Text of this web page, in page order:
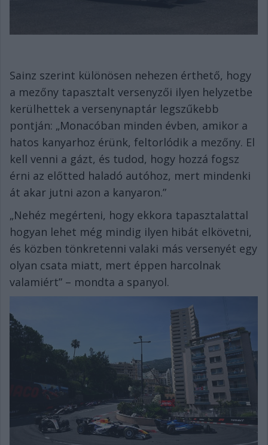
Sainz szerint különösen nehezen érthető, hogy
a mezőny tapasztalt versenyzői ilyen helyzetbe
kerülhettek a versenynaptár legszűkebb
pontján: „Monacóban minden évben, amikor a
hatos kanyarhoz érünk, feltorlódik a mezőny. El
kell venni a gázt, és tudod, hogy hozzá fogsz
érni az előtted haladó autóhoz, mert mindenki
át akar jutni azon a kanyaron.”
„Nehéz megérteni, hogy ekkora tapasztalattal
hogyan lehet még mindig ilyen hibát elkövetni,
és közben tönkretenni valaki más versenyét egy
olyan csata miatt, mert éppen harcolnak
valamiért” – mondta a spanyol.